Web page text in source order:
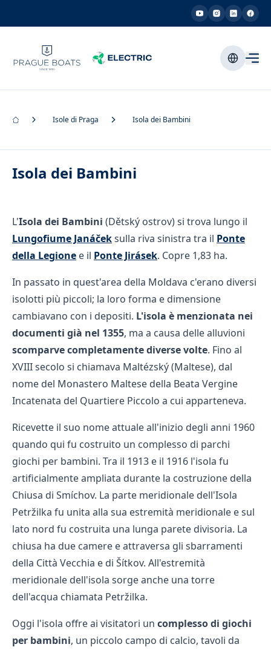
Isole di Praga Isola dei Bambini
Isola dei Bambini
L'Isola dei Bambini (Dětský ostrov) si trova lungo il
Lungofiume Janáčeksulla riva sinistra tra il Ponte
della Legione e il Ponte Jirásek. Copre 1,83 ha.
In passato in quest'area della Moldava c'erano diversi
isolotti più piccoli; la loro forma e dimensione
cambiavano con i depositi. L'isola è menzionata nei
documenti già nel 1355, ma a causa delle alluvioni
scomparve completamente diverse volte. Fino al
XVIII secolo si chiamava Maltézský (Maltese), dal
nome del Monastero Maltese della Beata Vergine
Incatenata del Quartiere Piccolo a cui apparteneva.
Ricevette il suo nome attuale all'inizio degli anni 1960
quando qui fu costruito un complesso di parchi
giochi per bambini. Tra il 1913 e il 1916 l'isola fu
artificialmente ampliata durante la costruzione della
Chiusa di Smíchov. La parte meridionale dell'Isola
Petržilka fu unita alla sua estremità meridionale e sul
lato nord fu costruita una lunga parete divisoria. La
chiusa ha due camere e attraversa gli sbarramenti
della Città Vecchia e di Šítkov. All'estremità
meridionale dell'isola sorge anche una torre
dell'acqua chiamata Petržilka.
Oggi l'isola offre ai visitatori un complesso di giochi
per bambini, un piccolo campo di calcio, tavoli da